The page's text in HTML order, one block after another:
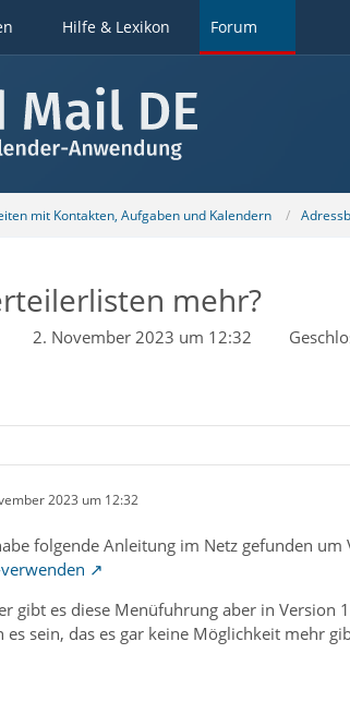
Hilfe & Lexikon Forum
mit Kontakten, Aufgaben und Kalendern
mehr?
2. November 2023 um 12:32
2023 um 12:32
folgende Anleitung im Netz gefunden
gibt es diese Menüfuhrung aber in Version
es sein, das es gar keine Möglichkeit mehr